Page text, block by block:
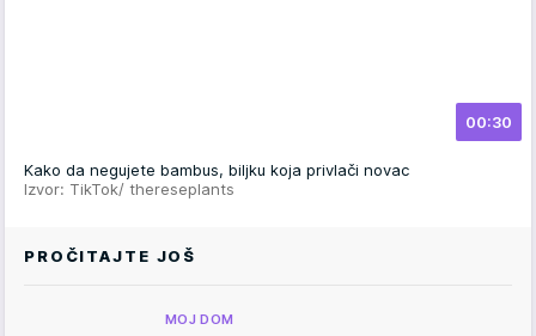
00:30
Kako da negujete bambus, biljku koja privlači novac
Izvor: TikTok/ thereseplants
PROČITAJTE JOŠ
MOJ DOM